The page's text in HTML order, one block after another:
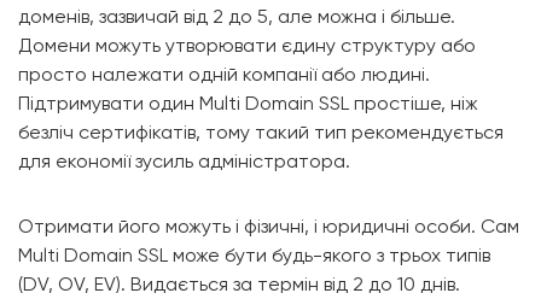
доменів, зазвичай від 2 до 5, але можна і більше.
Домени можуть утворювати єдину структуру або
просто належати одній компанії або людині.
Підтримувати один Multi Domain SSL простіше, ніж
безліч сертифікатів, тому такий тип рекомендується
для економії зусиль адміністратора.
Отримати його можуть і фізичні, і юридичні особи. Сам
Multi Domain SSL може бути будь-якого з трьох типів
(DV, OV, EV). Видається за термін від 2 до 10 днів.